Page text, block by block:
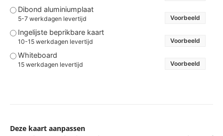
Dibond aluminiumplaat
5-7 werkdagen levertijd Voorbeeld
Ingelijste beprikbare kaart
10-15 werkdagen levertijd Voorbeeld
Whiteboard
15 werkdagen levertijd Voorbeeld
Deze kaart aanpassen